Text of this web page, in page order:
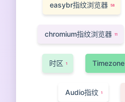
easybr指纹浏览器 58
chromium指纹浏览器 11
时区 1 Timezone
Audio指纹 1